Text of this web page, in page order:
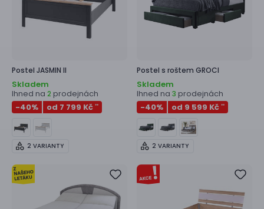
Postel JASMIN II
Skladem
Ihned na 2 prodejnách
-40% od 7 799 Kč **
2 VARIANTY
Postel s roštem GROCI
Skladem
Ihned na 3 prodejnách
-40% od 9 599 Kč **
2 VARIANTY